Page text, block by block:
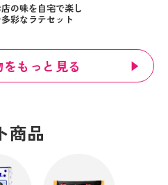
の味を自宅で楽し
彩なラテセット
もっと見る
商品